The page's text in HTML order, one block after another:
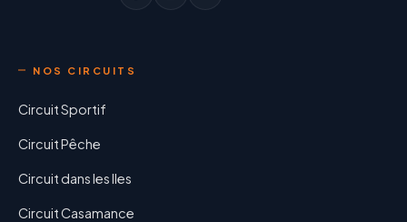
NOS CIRCUITS
Circuit Sportif
Circuit Pêche
Circuit dans les Iles
Circuit Casamance